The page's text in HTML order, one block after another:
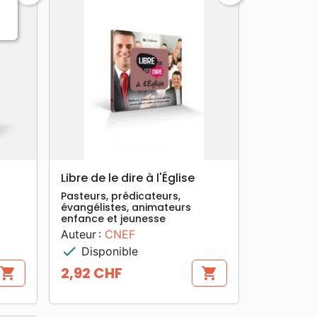
shopping_cart
search APERÇU RAPIDE
Libre de le dire à l'Église
Pasteurs, prédicateurs,
évangélistes, animateurs
enfance et jeunesse
Auteur : CNEF
check Disponible
Prix
2,92 CHF shopping_cart